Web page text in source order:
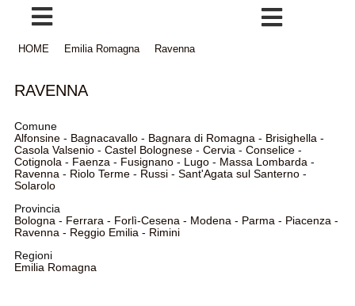
HOME Emilia Romagna Ravenna
RAVENNA
Comune
Alfonsine- Bagnacavallo- Bagnara di Romagna- Brisighella-
Casola Valsenio- Castel Bolognese- Cervia- Conselice-
Cotignola- Faenza- Fusignano- Lugo- Massa Lombarda-
Ravenna- Riolo Terme- Russi- Sant'Agata sul Santerno-
Solarolo
Provincia
Bologna- Ferrara- Forlì-Cesena- Modena- Parma- Piacenza-
Ravenna- Reggio Emilia- Rimini
Regioni
Emilia Romagna